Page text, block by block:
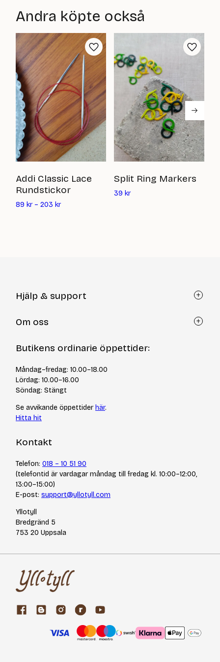
75
75
Andra köpte också
Addi Classic Lace
Rundstickor
89 kr – 203 kr
Split Ring Markers
39 krDet
Hjälp & support
Återköp via formulär
Frågor och svar
Cookiepolicy
Integritetspolicy
Om oss
Om Yllotyll
Kurser & events
Tips & tekniker
Varumärken
Jobba hos oss
Butikens ordinarie öppettider:
Måndag–fredag: 10.00–18.00
Lördag: 10.00–16.00
Söndag: Stängt
Se avvikande öppettider här.
Hitta hit
Kontakt
Telefon: 018 – 10 51 90
(telefontid är vardagar måndag till fredag kl. 10:00–12:00,
13:00–15:00)
E-post: support@yllotyll.com
Yllotyll
Bredgränd 5
753 20 Uppsala